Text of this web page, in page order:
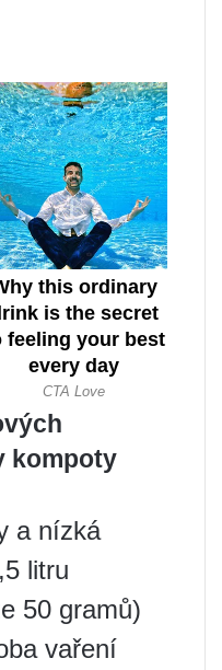
kompoty
a nízká
litru
50 gramů)
vaření